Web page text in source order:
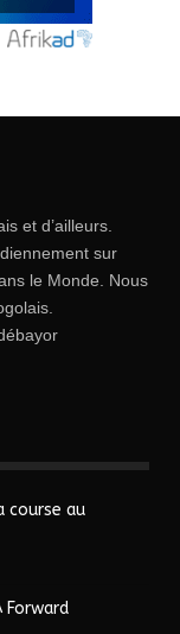
et d’ailleurs.
sur
le Monde. Nous
course au
Forward